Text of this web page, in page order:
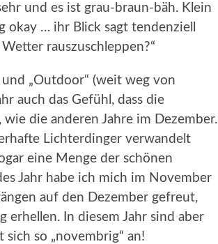
und es ist grau-braun-bäh. Klein
okay … ihr Blick sagt tendenziell
rauszuschleppen?“
„Outdoor“ (weit weg von
auch das Gefühl, dass die
die anderen Jahre im Dezember.
Lichterdinger verwandelt
eine Menge der schönen
Jahr habe ich mich im November
auf den Dezember gefreut,
In diesem Jahr sind aber
so „novembrig“ an!